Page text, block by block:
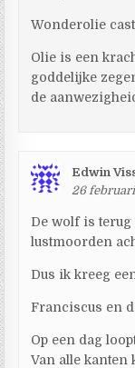
Wonderolie
Olie is een
goddelijke
de
Edwin
26
De wolf is
lustmoorden
Dus ik kreeg
Franciscus en
Op een dag
Van alle kanten